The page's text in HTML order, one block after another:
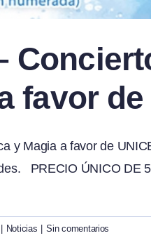
favor de
y Magia a favor de
PRECIO ÚNICO DE
Noticias Sin comentarios